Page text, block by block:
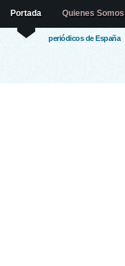
periódicos de España
Portada Quienes Somos